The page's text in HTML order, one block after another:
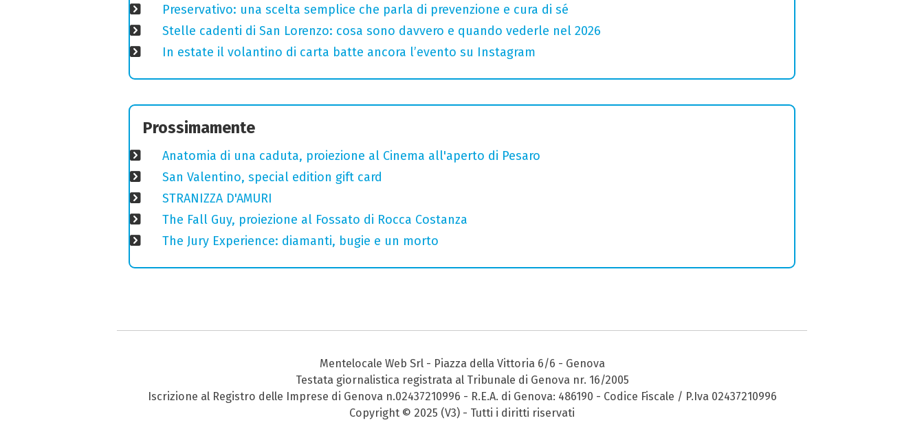
Preservativo: una scelta semplice che parla di prevenzione e cura di sé
Stelle cadenti di San Lorenzo: cosa sono davvero e quando vederle nel 2026
In estate il volantino di carta batte ancora l’evento su Instagram
Prossimamente
Anatomia di una caduta, proiezione al Cinema all'aperto di Pesaro
San Valentino, special edition gift card
STRANIZZA D'AMURI
The Fall Guy, proiezione al Fossato di Rocca Costanza
The Jury Experience: diamanti, bugie e un morto
Mentelocale Web Srl - Piazza della Vittoria 6/6 - Genova
Testata giornalistica registrata al Tribunale di Genova nr. 16/2005
Iscrizione al Registro delle Imprese di Genova n.02437210996 - R.E.A. di Genova: 486190 - Codice Fiscale / P.Iva 02437210996
Copyright © 2025 (V3) - Tutti i diritti riservati